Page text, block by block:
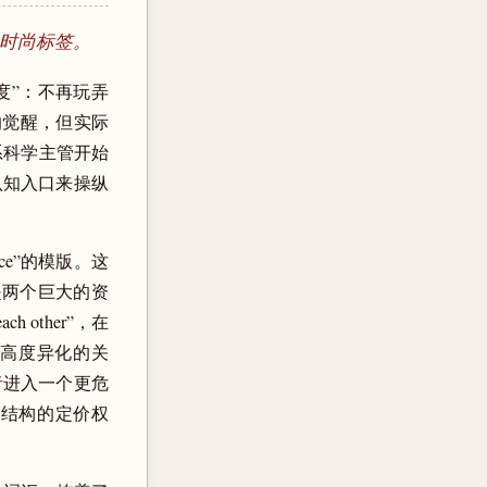
尚标签。
”：不再玩弄
醒，但实际
科学主管开始
入口来操纵
的模版。这
个巨大的资
other”，在
度异化的关
入一个更危
构的定价权